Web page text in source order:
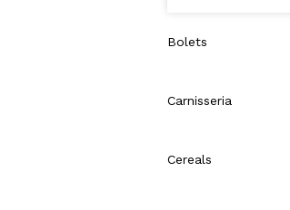
Bolets
Carnisseria
Cereals